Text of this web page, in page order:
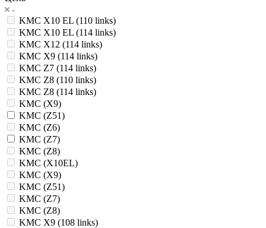
KMC X10 EL (110 links)
KMC X10 EL (114 links)
KMC X12 (114 links)
KMC X9 (114 links)
KMC Z7 (114 links)
KMC Z8 (110 links)
KMC Z8 (114 links)
KMC (X9)
KMC (Z51)
KMC (Z6)
KMC (Z7)
KMC (Z8)
KMC (X10EL)
KMC (X9)
KMC (Z51)
KMC (Z7)
KMC (Z8)
KMC X9 (108 links)